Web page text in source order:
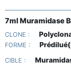
7ml Muramidase
CLONE :
FORME :
CIBLE :